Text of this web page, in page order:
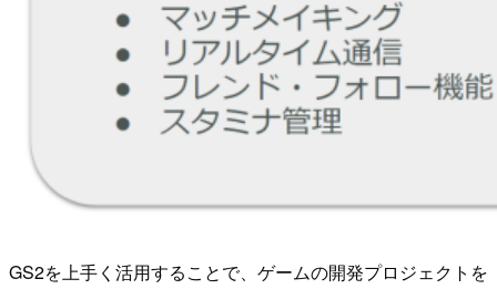
GS2を上手く活用することで、ゲームの開発プロジェクトを